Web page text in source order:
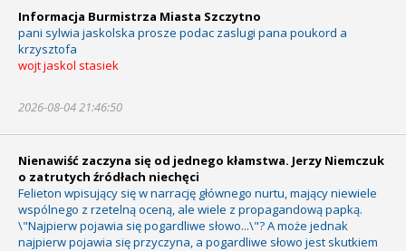
Informacja Burmistrza Miasta Szczytno
pani sylwia jaskolska prosze podac zaslugi pana poukord a
krzysztofa
wojt jaskol stasiek
2026-08-04 21:46:50
Nienawiść zaczyna się od jednego kłamstwa. Jerzy Niemczuk
o zatrutych źródłach niechęci
Felieton wpisujący się w narrację głównego nurtu, mający niewiele
wspólnego z rzetelną oceną, ale wiele z propagandową papką.
\"Najpierw pojawia się pogardliwe słowo...\"? A może jednak
najpierw pojawia się przyczyna, a pogardliwe słowo jest skutkiem